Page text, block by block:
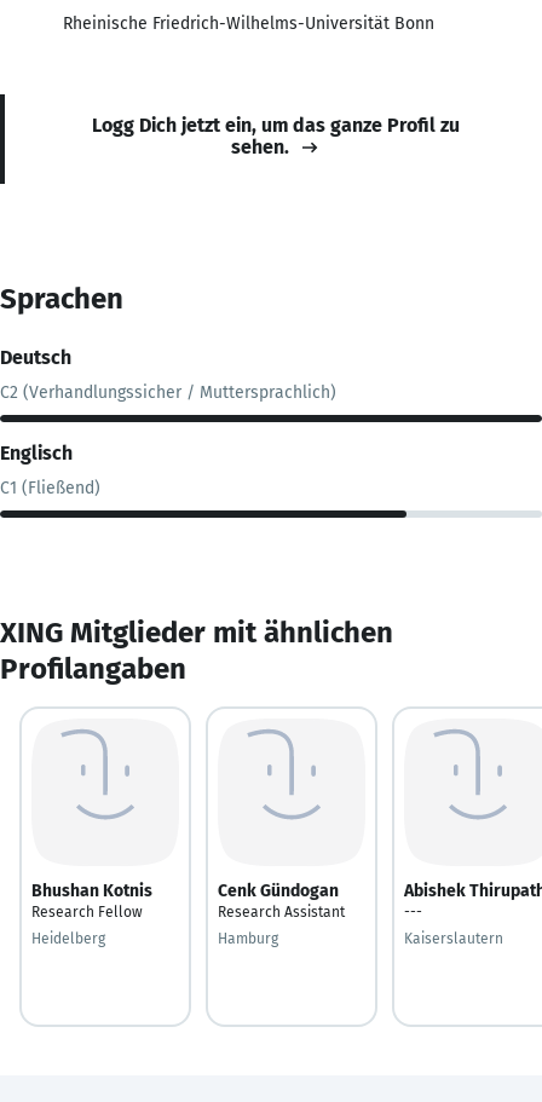
Rheinische Friedrich-Wilhelms-Universität Bonn
Logg Dich jetzt ein, um das ganze Profil zu
sehen.
Sprachen
Deutsch
C2 (Verhandlungssicher / Muttersprachlich)
Englisch
C1 (Fließend)
XING Mitglieder mit ähnlichen
Profilangaben
Bhushan Kotnis
Research Fellow
Heidelberg
Cenk Gündogan
Research Assistant
Hamburg
Abishek
---
Kaiserslautern